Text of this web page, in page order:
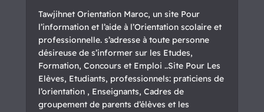
Tawjihnet Orientation Maroc, un site Pour
l’information et l’aide à l’Orientation scolaire et
professionnelle. s’adresse à toute personne
désireuse de s’informer sur les Etudes,
Formation, Concours et Emploi ..Site Pour Les
Elèves, Etudiants, professionnels: praticiens de
l’orientation , Enseignants, Cadres de
groupement de parents d’élèves et les